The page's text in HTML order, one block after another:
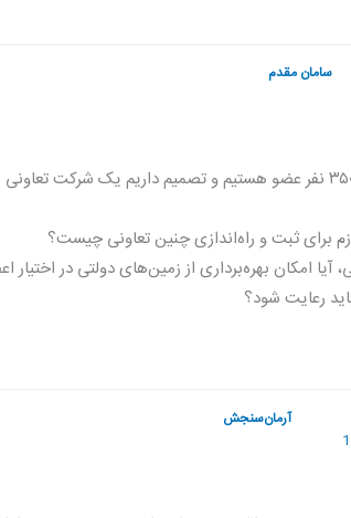
سامان مقدم
با توجه به اینکه ما حدود ۳۵۰ نفر عضو هستیم و تصمیم داریم
آیا امکان بهره‌برداری از زمین‌های دولتی در
رعایت شود؟
آرمان‌سنجش